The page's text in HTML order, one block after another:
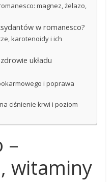
magnez, żelazo,
w romanesco?
karotenoidy i ich
układu
i poprawa
ciśnienie krwi i poziom
–
witaminy